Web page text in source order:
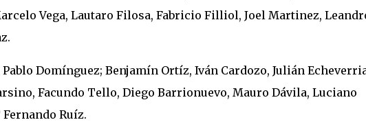
Vega, Lautaro Filosa, Fabricio Filliol, Joel Martinez,
Pablo Domínguez; Benjamín Ortíz, Iván Cardozo, Julián
Facundo Tello, Diego Barrionuevo, Mauro Dávila, Luciano
Ruíz.